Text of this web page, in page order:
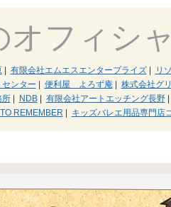
オフィシ
| 有限会社エムエスエンタープライズ|
リ
ンター
便利屋 よろず庵|
株式会社グ
所| NDB| 有限会社アートエッチング長野|
REMEMBER
キッズバレエ用品専門店